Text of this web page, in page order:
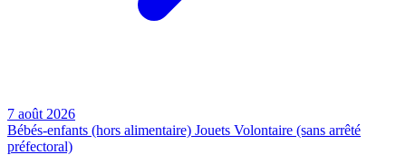
7 août 2026
Bébés-enfants (hors alimentaire) Jouets Volontaire (sans arrêté
préfectoral)